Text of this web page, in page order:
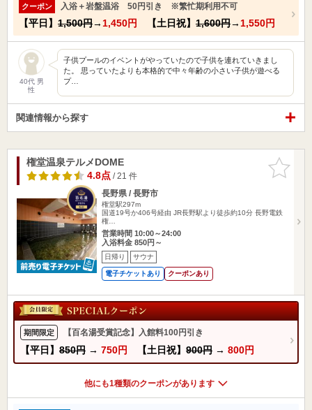
クーポン 入浴＋岩盤温浴 50円引き ※繁忙期利用不可
【平日】 1,500円→ 1,450円 【土日祝】 1,600円→ 1,550円
40代 男
性
子供プールのイベントがやっていたので子供を連れていきまし
た。 思っていたよりも本格的で中々年齢の小さい子供が遊べる
プ…
関連情報から探す
お気に入
りに追加
権堂温泉テルメDOME
4.8点/ 21 件
長野県 / 長野市
権堂駅297m
国道19号か406号経由 JR長野駅より徒歩約10分 長野電鉄
権…
営業時間 10:00～24:00
入浴料金 850円～
日帰り サウナ
電子チケットあり クーポンあり
期間限定 【百名湯受賞記念】入館料100円引き
【平日】 850円 → 750円 【土日祝】 900円 → 800円
他にも1種類のクーポンがあります